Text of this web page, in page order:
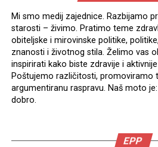
Mi smo medij zajednice. Razbijamo
starosti – živimo. Pratimo teme
obiteljske i mirovinske politike,
znanosti i životnog stila. Želimo vas
inspirirati kako biste zdravije i
Poštujemo različitosti, promoviramo
argumentiranu raspravu. Naš moto
dobro.
EPP